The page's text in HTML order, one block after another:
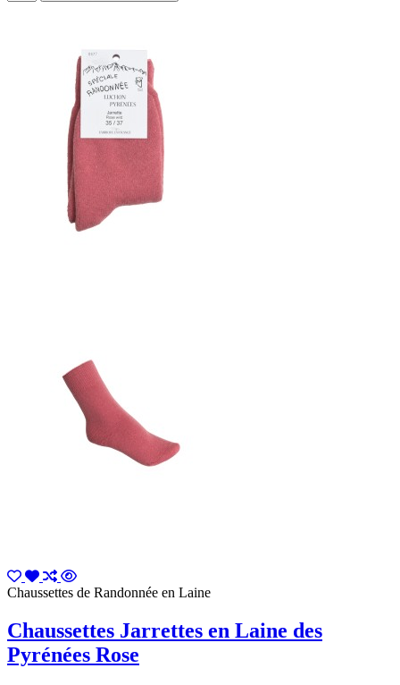
Chaussettes de Randonnée en Laine
Chaussettes Jarrettes en Laine des
Pyrénées Rose